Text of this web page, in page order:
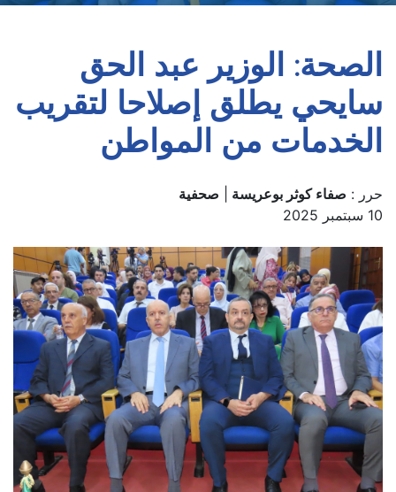
الصحة: الوزير عبد الحق
سايحي يطلق إصلاحا لتقريب
الخدمات من المواطن
حرر : صفاء كوثر بوعريسة
صحفية
10 سبتمبر 2025